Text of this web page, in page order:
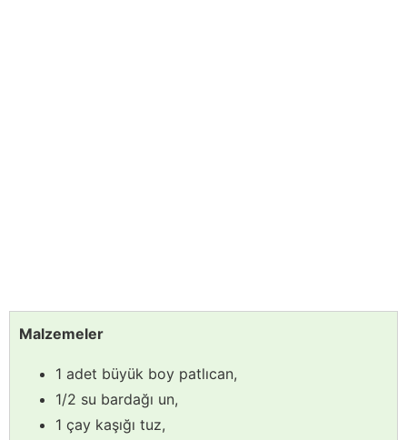
Malzemeler
1 adet büyük boy patlıcan,
1/2 su bardağı un,
1 çay kaşığı tuz,